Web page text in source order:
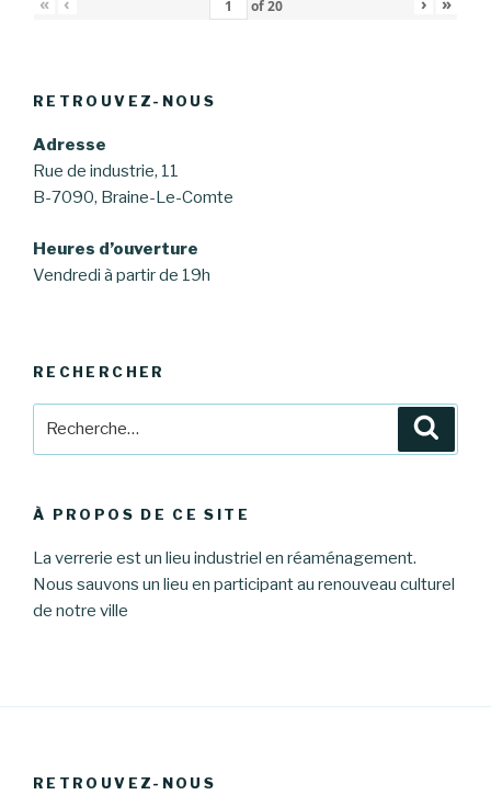
of20
RETROUVEZ-NOUS
Adresse
Rue de industrie, 11
B-7090, Braine-Le-Comte
Heures d’ouverture
Vendredi à partir de 19h
RECHERCHER
À PROPOS DE CE SITE
La verrerie est un lieu industriel en réaménagement.
Nous sauvons un lieu en participant au renouveau culturel
de notre ville
RETROUVEZ-NOUS